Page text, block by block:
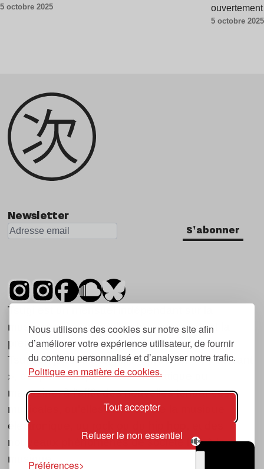
Nous utilisons des cookies sur notre site afin
d’améliorer votre expérience utilisateur, de fournir
du contenu personnalisé et d’analyser notre trafic.
Politique en matière de cookies.
Tout accepter
Refuser le non essentiel
Préférences
5 octobre 2025
avec une
5 octobre 2025
Newsletter
S'abonner
Tsugi est un mensuel indépendant sur la
musique et les nouvelles tendances, dont la
première parution date de 2007.
Tsugi en japonais signifie « prochain », « suivant
», ce qui correspond à la thématique du
magazine, à l’affût des nouvelles tendances
musicales, qu’elles viennent de la musique
électronique, du rock ou du hip hop, et des
nouveaux phénomènes de société liés à la
musique.